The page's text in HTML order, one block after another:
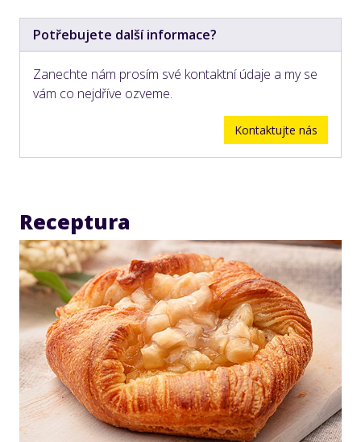
Potřebujete další informace?
Zanechte nám prosím své kontaktní údaje a my se
vám co nejdříve ozveme.
Kontaktujte nás
Receptura